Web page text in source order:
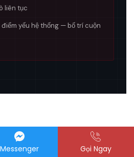
liên tục
điểm yếu hệ thống — bố trí cuộn
MÀNG BITUM SIKA
Messenger Gọi Ngay